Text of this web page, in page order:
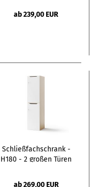
ab 239,00 EUR
Schließfachschrank -
H180 - 2 großen Türen
ab 269,00 EUR